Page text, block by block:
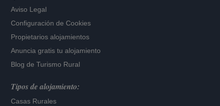
Aviso Legal
Configuración de Cookies
Propietarios alojamientos
Anuncia gratis tu alojamiento
Blog de Turismo Rural
Tipos de alojamiento:
Casas Rurales